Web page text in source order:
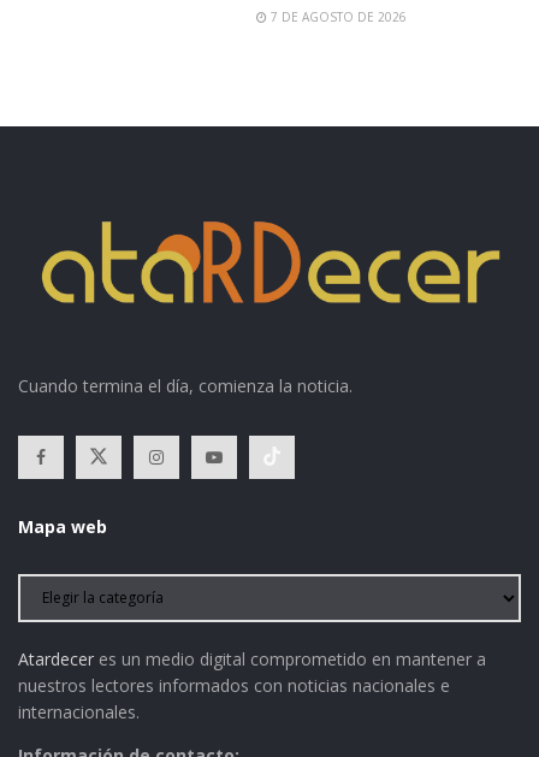
7 DE AGOSTO DE 2026
Cuando termina el día, comienza la noticia.
Mapa web
Atardecer es un medio digital comprometido en mantener a
nuestros lectores informados con noticias nacionales e
internacionales.